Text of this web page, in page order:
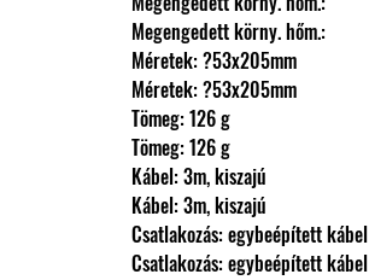
                Megengedett körny. hőm.:
                Méretek: ?53x205mm
                Méretek: ?53x205mm
                Tömeg: 126 g
                Tömeg: 126 g
                Kábel: 3m, kiszajú
                Kábel: 3m, kiszajú
                Csatlakozás: egybeépített kábel
                Csatlakozás: egybeépített kábel